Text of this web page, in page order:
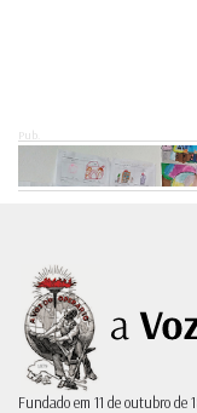
Pub.
Fundado em 11 de outubro de